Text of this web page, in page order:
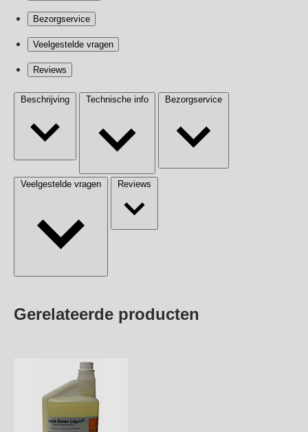
Bezorgservice
Veelgestelde vragen
Reviews
Beschrijving Technische info Bezorgservice
Veelgestelde vragen Reviews
Press
Gerelateerde producten